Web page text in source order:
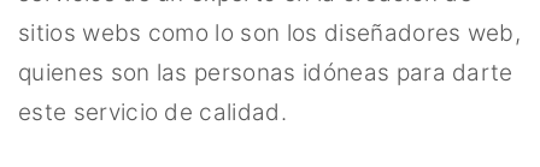
sitios webs como lo son los diseñadores web,
quienes son las personas idóneas para darte
este servicio de calidad.